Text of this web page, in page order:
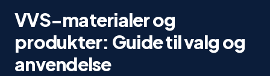
VVS-materialer og
produkter: Guide til valg og
anvendelse